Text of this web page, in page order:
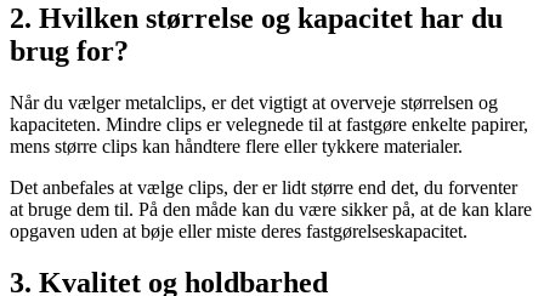
2. Hvilken størrelse og kapacitet har du
brug for?
Når du vælger metalclips, er det vigtigt at overveje størrelsen og
kapaciteten. Mindre clips er velegnede til at fastgøre enkelte papirer,
mens større clips kan håndtere flere eller tykkere materialer.
Det anbefales at vælge clips, der er lidt større end det, du forventer
at bruge dem til. På den måde kan du være sikker på, at de kan klare
opgaven uden at bøje eller miste deres fastgørelseskapacitet.
3. Kvalitet og holdbarhed